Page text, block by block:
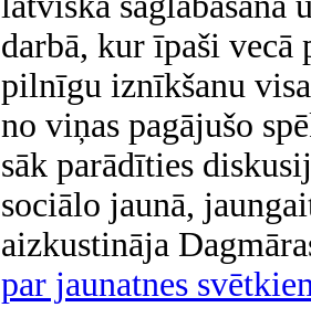
darbā, kur īpaši vecā
pilnīgu iznīkšanu
no viņas pagājušo
sāk parādīties
sociālo jaunā,
aizkustināja
par jaunatnes